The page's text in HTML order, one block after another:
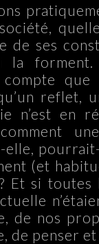
de ses
la
que
reflet,
n’est en
elle,
(et
Et si
de nos
de penser et